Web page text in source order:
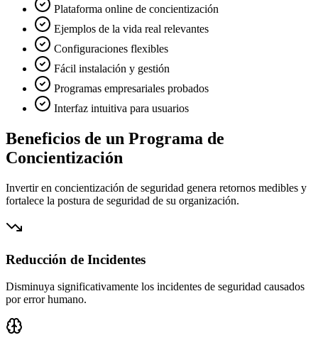
Plataforma online de concientización
Ejemplos de la vida real relevantes
Configuraciones flexibles
Fácil instalación y gestión
Programas empresariales probados
Interfaz intuitiva para usuarios
Beneficios de un Programa de
Concientización
Invertir en concientización de seguridad genera retornos medibles y
fortalece la postura de seguridad de su organización.
Reducción de Incidentes
Disminuya significativamente los incidentes de seguridad causados
por error humano.